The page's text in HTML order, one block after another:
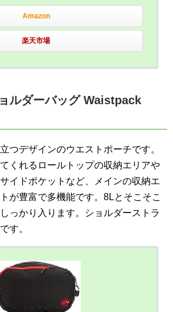
Amazon
楽天市場
ルダーバッグ Waistpack
つデザインのウエストポーチです。
くれるロールトップの収納エリアや
イドポケットなど、メインの収納エ
が豊富で多機能です。8Lとそこそこ
っかり入ります。ショルダーストラ
す。